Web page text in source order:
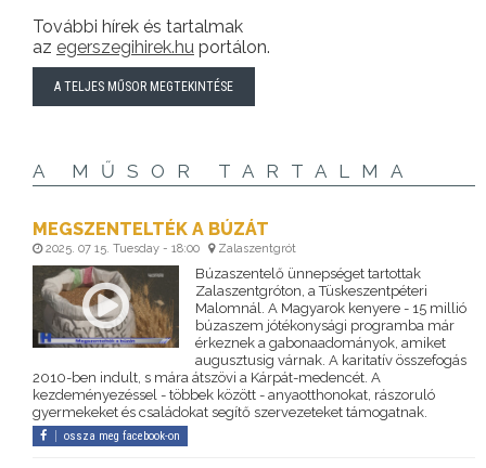
További hírek és tartalmak
az egerszegihirek.hu portálon.
A TELJES MŰSOR MEGTEKINTÉSE
A MŰSOR TARTALMA
MEGSZENTELTÉK A BÚZÁT
2025. 07 15. Tuesday - 18:00 Zalaszentgrót
Búzaszentelő ünnepséget tartottak
Zalaszentgróton, a Tüskeszentpéteri
Malomnál. A Magyarok kenyere - 15 millió
búzaszem jótékonysági programba már
érkeznek a gabonaadományok, amiket
augusztusig várnak. A karitatív összefogás
2010-ben indult, s mára átszövi a Kárpát-medencét. A
kezdeményezéssel - többek között - anyaotthonokat, rászoruló
gyermekeket és családokat segítő szervezeteket támogatnak.
ossza meg facebook-on